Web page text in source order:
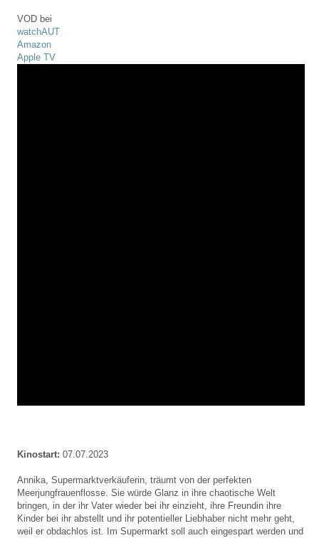
VOD bei
watchAUT
Amazon
Apple TV
Kinostart: 07.07.2023
Annika, Supermarktverkäuferin, träumt von der perfekten
Meerjungfrauenflosse. Sie würde Glanz in ihre chaotische Welt
bringen, in der ihr Vater wieder bei ihr einzieht, ihre Freundin ihre
Kinder bei ihr abstellt und ihr potentieller Liebhaber nicht mehr geht,
weil er obdachlos ist. Im Supermarkt soll auch eingespart werden und